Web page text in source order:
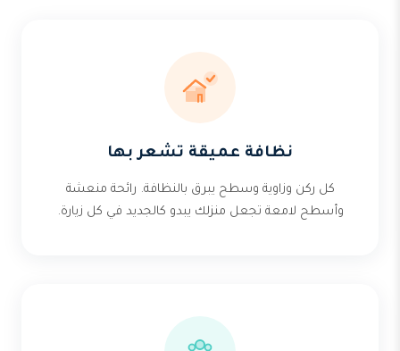
نظافة عميقة تشعر بها
كل ركن وزاوية وسطح يبرق بالنظافة. رائحة منعشة
وأسطح لامعة تجعل منزلك يبدو كالجديد في كل زيارة.